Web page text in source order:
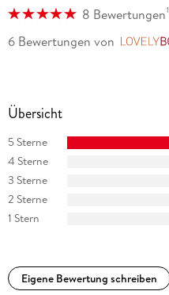
8 Bewertungen
6 Bewertungen von
Übersicht
5 Sterne
4 Sterne
3 Sterne
2 Sterne
1 Stern
Eigene Bewertung schreiben